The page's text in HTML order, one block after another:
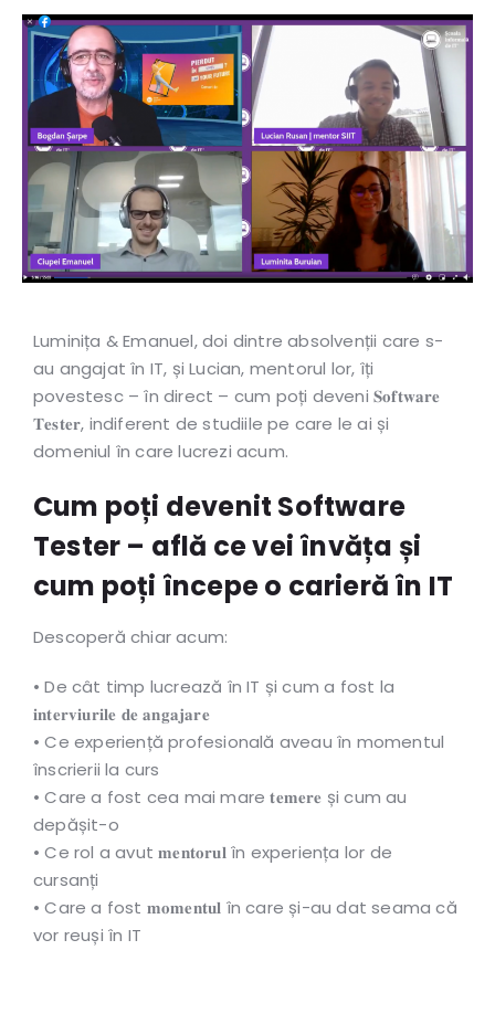
Luminița & Emanuel, doi dintre absolvenții care s-
au angajat în IT, și Lucian, mentorul lor, îți
povestesc – în direct – cum poți deveni 𝐒𝐨𝐟𝐭𝐰𝐚𝐫𝐞
𝐓𝐞𝐬𝐭𝐞𝐫, indiferent de studiile pe care le ai și
domeniul în care lucrezi acum.
Cum poți devenit Software
Tester – află ce vei învăța și
cum poți începe o carieră în IT
Descoperă chiar acum:
• De cât timp lucrează în IT și cum a fost la
𝐢𝐧𝐭𝐞𝐫𝐯𝐢𝐮𝐫𝐢𝐥𝐞 𝐝𝐞 𝐚𝐧𝐠𝐚𝐣𝐚𝐫𝐞
• Ce experiență profesională aveau în momentul
înscrierii la curs
• Care a fost cea mai mare 𝐭𝐞𝐦𝐞𝐫𝐞 și cum au
depășit-o
• Ce rol a avut 𝐦𝐞𝐧𝐭𝐨𝐫𝐮𝐥 în experiența lor de
cursanți
• Care a fost 𝐦𝐨𝐦𝐞𝐧𝐭𝐮𝐥 în care și-au dat seama că
vor reuși în IT